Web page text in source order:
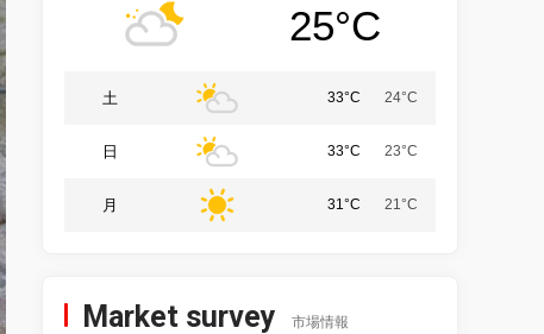
25°C
土 33°C 24°C
日 33°C 23°C
月 31°C 21°C
Market survey 市場情報